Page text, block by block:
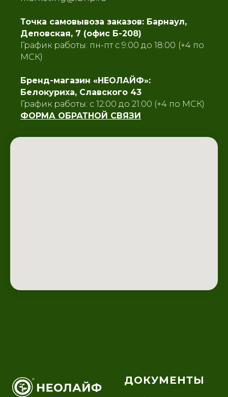
Точка самовывоза заказов: Барнаул,
Деповская, 7 (офис Б-208)
График работы: пн-пт с 9:00 до 18:00 (+4 по
МСК)
Бренд-магазин «НЕОЛАЙФ»:
Белокуриха, Славского 43
График работы: с 12:00 до 21:00 (+4 по МСК)
ФОРМА ОБРАТНОЙ СВЯЗИ
ДОКУМЕНТЫ